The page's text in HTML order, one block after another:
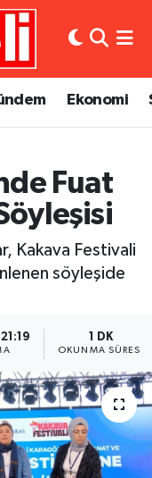
Ekonomi
Fuat
Kakava Festivali
söyleşide
1 DK
OKUNMA SÜRESI